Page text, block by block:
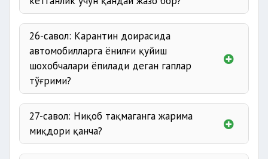
26-савол: Карантин доирасида
автомобилларга ёнилғи қуйиш
шохобчалари ёпилади деган гаплар
тўғрими?
27-савол: Ниқоб тақмаганга жарима
миқдори қанча?